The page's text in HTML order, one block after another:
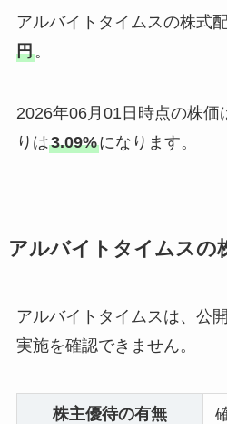
アルバイトタイムスの株式
円。
2026年06月01日時点の株価
りは3.09%になります。
アルバイトタイムスの
アルバイトタイムスは、公
実施を確認できません。
株主優待の有無